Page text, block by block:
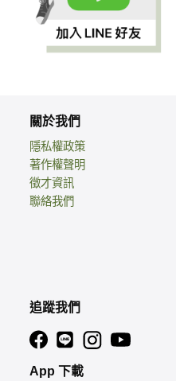
關於我們
隱私權政策
著作權聲明
徵才資訊
聯絡我們
追蹤我們
App 下載